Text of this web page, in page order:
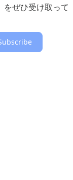
をぜひ受け取って